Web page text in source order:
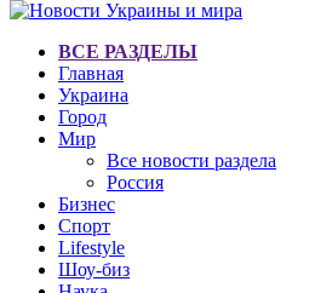
ВСЕ РАЗДЕЛЫ
Главная
Украина
Город
Мир
Все новости раздела
Россия
Бизнес
Спорт
Lifestyle
Шоу-биз